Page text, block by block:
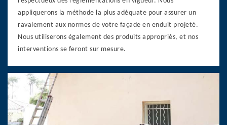
appliquerons la méthode la plus adéquate pour assurer un
ravalement aux normes de votre façade en enduit projeté.
Nous utiliserons également des produits appropriés, et nos
interventions se feront sur mesure.